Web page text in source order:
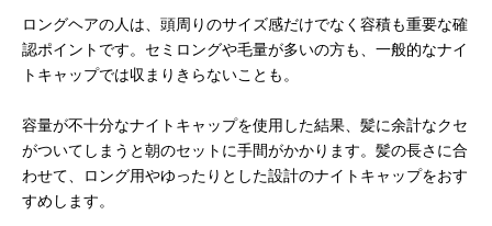
ロングヘアの人は、頭周りのサイズ感だけでなく容積も重要な確
認ポイントです。セミロングや毛量が多いの方も、一般的なナイ
トキャップでは収まりきらないことも。
容量が不十分なナイトキャップを使用した結果、髪に余計なクセ
がついてしまうと朝のセットに手間がかかります。髪の長さに合
わせて、ロング用やゆったりとした設計のナイトキャップをおす
すめします。